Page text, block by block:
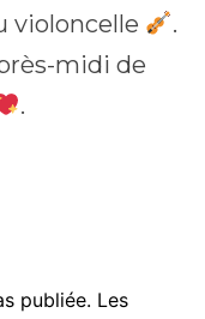
violoncelle
.
midi de
.
publiée. Les